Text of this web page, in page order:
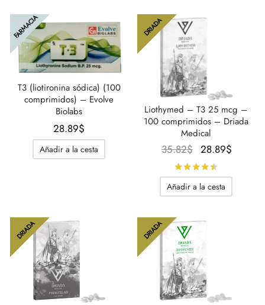
43.91$.
FARMACIA
T3 (liotironina sódica) (100
comprimidos) – Evolve
Biolabs
28.89$
Añadir a la cesta
DRIADA
Liothymed – T3 25 mcg –
100 comprimidos – Driada
Medical
35.82$
El
precio
original
era:
28.89$
Añadir a la cesta
DRIADA DRIADA